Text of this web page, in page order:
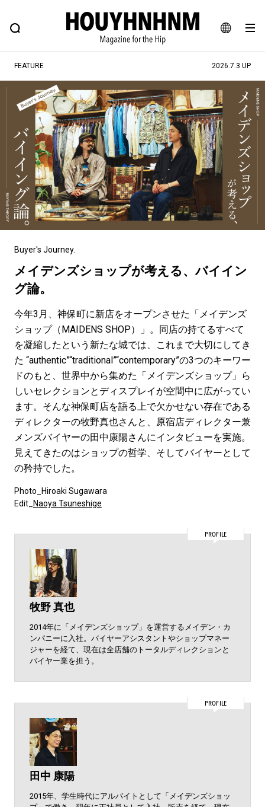
JA
EN
FEATURE BLOG SNAP
ヒップなファッション、カルチャー、ライフスタイルWEBマガジン
#注目のタグ
#SHOPPING ADDICT #憧れの逸品
#ESSENTIAL DESIGNS #古着サミット
#NEW VINTAGE #マイナーグッド図鑑
#路地裏てぃーん。 #MONTHLY JOURNAL
#GH 銘品の所以 #フイナムのYouTube
#ととけん
#LIFESTYLE #SNEAKER #OUTDOOR
#SPORTS
FEATURE 2026.7.3 UP
Buyer's Journey.
メイデンズショップが考える、バイイン
グ論。
今年3月、神保町に新店をオープンさせた「メイデンズ
ショップ（MAIDENS SHOP）」。同店の持てるすべて
を凝縮したという新たな城では、これまで大切にしてき
た “authentic”“traditional”“contemporary”の3つのキーワー
ドのもと、世界中から集めた「メイデンズショップ」ら
しいセレクションとディスプレイが空間中に広がってい
ます。そんな神保町店を語る上で欠かせない存在である
ディレクターの牧野真也さんと、原宿店ディレクター兼
メンズバイヤーの​​田中康陽さんにインタビューを実施。
見えてきたのはショップの哲学、そしてバイヤーとして
の矜持でした。
Photo_Hiroaki Sugawara
Edit_ Naoya Tsuneshige
PROFILE
牧野 真也
2014年に「メイデンズショップ」を運営するメイデン・カ
ンパニーに入社。バイヤーアシスタントやショップマネー
ジャーを経て、現在は全店舗のトータルディレクションと
バイヤー業を担う。
PROFILE
田中 康陽
2015年、学生時代にアルバイトとして「メイデンズショッ